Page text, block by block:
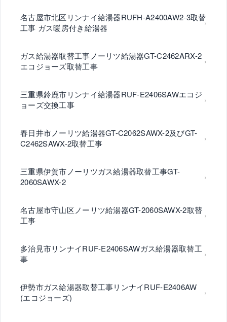
名古屋市北区リンナイ給湯器RUFH-A2400AW2-3取替
工事 ガス暖房付き給湯器
ガス給湯器取替工事ノーリツ給湯器GT-C2462ARX-2
エコジョーズ取替工事
三重県鈴鹿市リンナイ給湯器RUF-E2406SAWエコジ
ョーズ交換工事
春日井市ノーリツ給湯器GT-C2062SAWX-2及びGT-
C2462SAWX-2取替工事
三重県伊賀市ノーリツガス給湯器取替工事GT-
2060SAWX-2
名古屋市守山区ノーリツ給湯器GT-2060SAWX-2取替
工事
多治見市リンナイRUF-E2406SAWガス給湯器取替工
事
伊勢市ガス給湯器取替工事リンナイRUF-E2406AW
(エコジョーズ)